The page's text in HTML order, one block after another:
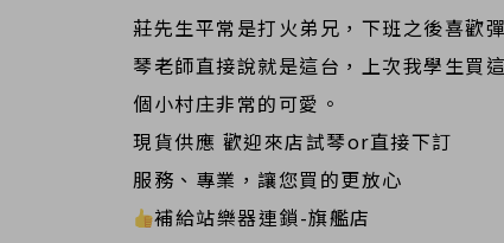
莊先生平常是打火弟兄，下班之後喜歡
琴老師直接說就是這台，上次我學生買
個小村庄非常的可愛。
現貨供應 歡迎來店試琴or直接下訂
服務、專業，讓您買的更放心
補給站樂器連鎖-旗艦店